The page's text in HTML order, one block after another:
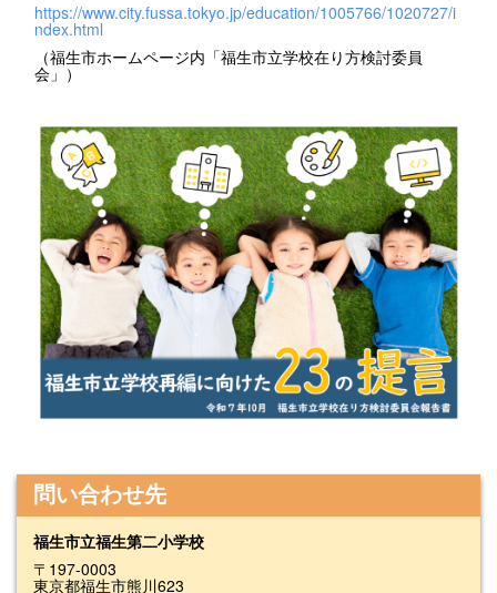
https://www.city.fussa.tokyo.jp/education/1005766/1020727/i
ndex.html
（福生市ホームページ内「福生市立学校在り方検討委員
会」）
問い合わせ先
福生市立福生第二小学校
〒197-0003
東京都福生市熊川623